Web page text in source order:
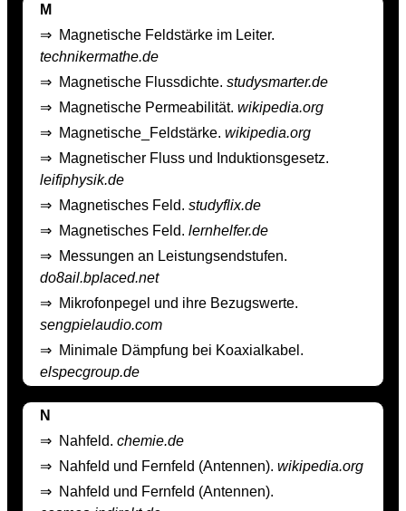
M
⇒ Magnetische Feldstärke im Leiter.
technikermathe.de
⇒ Magnetische Flussdichte. studysmarter.de
⇒ Magnetische Permeabilität. wikipedia.org
⇒ Magnetische_Feldstärke. wikipedia.org
⇒ Magnetischer Fluss und Induktionsgesetz.
leifiphysik.de
⇒ Magnetisches Feld. studyflix.de
⇒ Magnetisches Feld. lernhelfer.de
⇒ Messungen an Leistungsendstufen.
do8ail.bplaced.net
⇒ Mikrofonpegel und ihre Bezugswerte.
sengpielaudio.com
⇒ Minimale Dämpfung bei Koaxialkabel.
elspecgroup.de
N
⇒ Nahfeld. chemie.de
⇒ Nahfeld und Fernfeld (Antennen). wikipedia.org
⇒ Nahfeld und Fernfeld (Antennen).